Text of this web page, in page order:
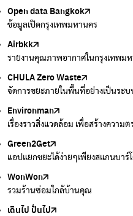
Open data Bangkok
ข้อมูลเปิดกรุงเทพมหานคร
Airbkk
รายงานคุณภาพอากาศในกรุงเทพม
CHULA Zero Waste
จัดการขยะภายในพื้นที่อย่างเป็นระบ
Environman
เรื่องราวสิ่งแวดล้อม เพื่อสร้างความ
Green2Get
แอปแยกขยะได้ง่ายๆเพียงสแกนบาร์
WonWon
รวมร้านซ่อมใกล้บ้านคุณ
เดินไป ปั่นไป
ลุงซาเล้งกับขยะที่หายไป
เริ่มแยกขยะตั้งแต่วันนี้ เดี๋ยวลุงสอนให้
Kong Green Green
นำเสนอเรื่องราวเกี่ยวกับขยะ ที่เข้าถึง
How to ting
การแยกขยะให้สนุก
Loopers
รวบรวมและส่งต่อเสื้อผ้ามือสองคุณ
ทิ้ง E-Waste กับ AIS
กำจัด E-waste อย่างถูกวิธี ตามจุดรั
WonWon
รวมร้านซ่อมใกล้บ้านคุณ
Air4Thai
ตรวจสอบสภาพอากาศรอบตัวคุณง่าย
IQAir Airvisual
แอปพลิเคชั่น "หมอชัวร์" จากกรมควบ
เตะฝุ่น
แผนที่การระบายอากาศในช่วงสูงสุดข
We park
เครือข่ายพัฒนาเมืองและชุมชนสุขภา
มูลนิธิโลกสีเขียว
สร้างโลกเขียวด้วยพลังเรียนรู้
กรมควบคุมมลพิษ
แหล่งข้อมูลเกี่ยวกับมาตรฐานคุณภาพ
สำนักสิ่งแวดล้อม กรุงเทพมหานคร
ศูนย์ข้อมูลกระจายข่าวส่งเสริมอนุรัก
Net Zero Carbon
Everything about our planet and